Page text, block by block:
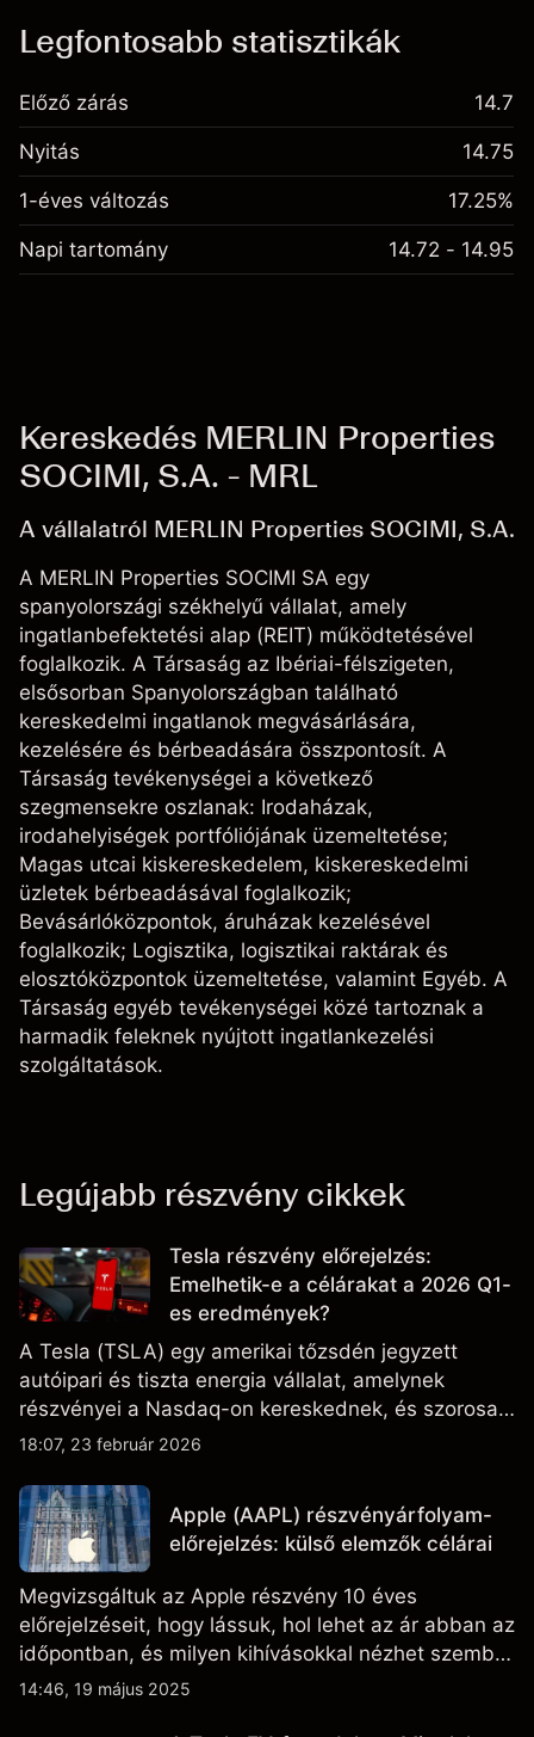
Legfontosabb statisztikák
Előző zárás 14.7
Nyitás 14.75
1-éves változás 17.25%
Napi tartomány 14.72 - 14.95
Kereskedés MERLIN Properties
SOCIMI, S.A. - MRL
A vállalatról MERLIN Properties SOCIMI, S.A.
A MERLIN Properties SOCIMI SA egy
spanyolországi székhelyű vállalat, amely
ingatlanbefektetési alap (REIT) működtetésével
foglalkozik. A Társaság az Ibériai-félszigeten,
elsősorban Spanyolországban található
kereskedelmi ingatlanok megvásárlására,
kezelésére és bérbeadására összpontosít. A
Társaság tevékenységei a következő
szegmensekre oszlanak: Irodaházak,
irodahelyiségek portfóliójának üzemeltetése;
Magas utcai kiskereskedelem, kiskereskedelmi
üzletek bérbeadásával foglalkozik;
Bevásárlóközpontok, áruházak kezelésével
foglalkozik; Logisztika, logisztikai raktárak és
elosztóközpontok üzemeltetése, valamint Egyéb. A
Társaság egyéb tevékenységei közé tartoznak a
harmadik feleknek nyújtott ingatlankezelési
szolgáltatások.
Legújabb részvény cikkek
Tesla részvény előrejelzés:
Emelhetik-e a célárakat a 2026 Q1-
es eredmények?
A Tesla (TSLA) egy amerikai tőzsdén jegyzett
autóipari és tiszta energia vállalat, amelynek
részvényei a Nasdaq-on kereskednek, és szorosan
figyelik az eredményteljesítményt, a szállítási
fejleményeket.
18:07, 23 február 2026
Apple (AAPL) részvényárfolyam-
előrejelzés: külső elemzők célárai
Megvizsgáltuk az Apple részvény 10 éves
előrejelzéseit, hogy lássuk, hol lehet az ár abban az
időpontban, és milyen kihívásokkal nézhet szembe
a vállalat.
14:46, 19 május 2025